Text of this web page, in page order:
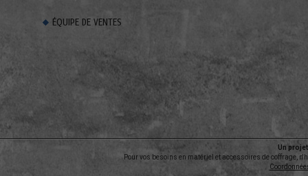
Un
Pour vos besoins en matériel et accessoires de coffrage,
ÉQUIPE DE VENTES